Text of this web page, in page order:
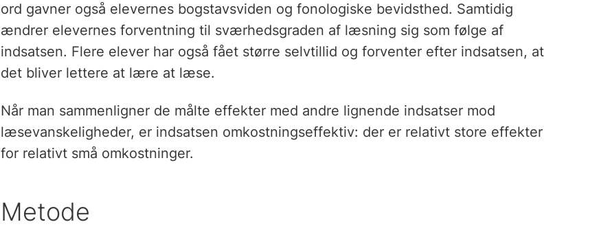
ord gavner også elevernes bogstavsviden og fonologiske bevidsthed. Samtidig
ændrer elevernes forventning til sværhedsgraden af læsning sig som følge af
indsatsen. Flere elever har også fået større selvtillid og forventer efter indsatsen, at
det bliver lettere at lære at læse.
Når man sammenligner de målte effekter med andre lignende indsatser mod
læsevanskeligheder, er indsatsen omkostningseffektiv: der er relativt store effekter
for relativt små omkostninger.
Metode